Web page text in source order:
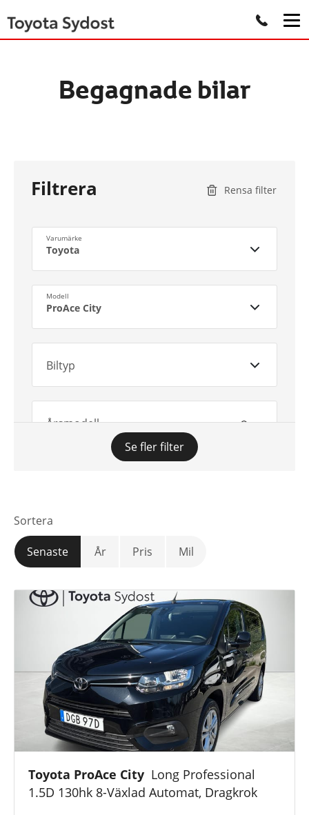
Begagnade bilar
Filtrera Rensa filter
Varumärke
Toyota
Modell
ProAce City
Biltyp
Årsmodell
Mätarställning
Pris
Motortyp
Drivmedel
Anläggning
Se fler filter
Sortera
Senaste År Pris Mil
Toyota ProAce City Long Professional
1.5D 130hk 8-Växlad Automat, Dragkrok